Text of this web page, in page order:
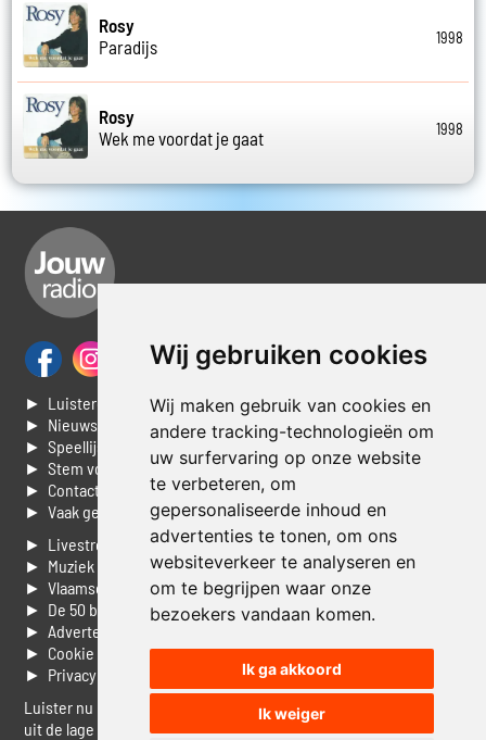
Wij gebruiken cookies
Wij maken gebruik van cookies en
andere tracking-technologieën om
uw surfervaring op onze website
te verbeteren, om
gepersonaliseerde inhoud en
advertenties te tonen, om ons
websiteverkeer te analyseren en
om te begrijpen waar onze
bezoekers vandaan komen.
Ik ga akkoord
Ik weiger
Rosy
Paradijs
1998
Rosy
Wek me voordat je gaat
1998
► Luisteren naar Jouwradio
► Nieuws
► Speellijst
► Stem voor de Dag top 3
► Contacteer ons
► Vaak gestelde vragen
► Livestream informatie
► Muziek opzoeken
► Vlaamse 100 Aller tijden
► De 50 beste van...
► Adverteren op Jouwradio
► Cookie voorkeuren wijzigen
► Privacyinformatie
Luister nu naar Jouwradio! De beste Nederlandstalige muziek
uit de lage landen hoor je hier al 20 jaar. In digitale kwaliteit op je